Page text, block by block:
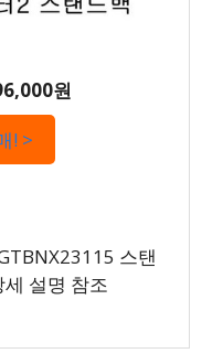
원
! >
스탠
설명 참조